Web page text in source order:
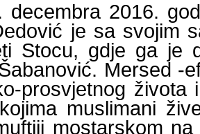
decembra 2016.
je sa svojim
Stocu, gdje ga je
Mersed -
prosvjetnog života
muslimani
mostarskom